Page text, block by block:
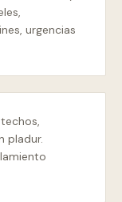
urgencias
pladur.